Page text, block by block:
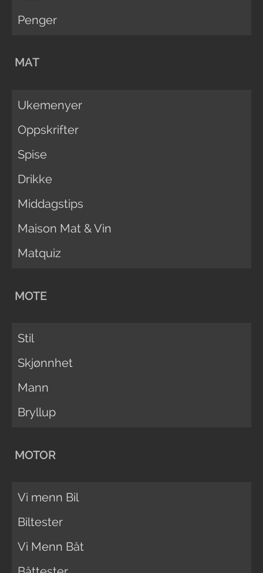
Penger
MAT
Ukemenyer
Oppskrifter
Spise
Drikke
Middagstips
Maison Mat & Vin
Matquiz
MOTE
Stil
Skjønnhet
Mann
Bryllup
MOTOR
Vi menn Bil
Biltester
Vi Menn Båt